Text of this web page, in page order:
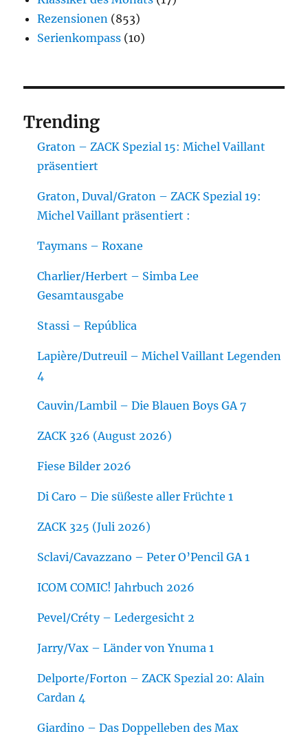
Rezensionen (853)
Serienkompass (10)
Trending
Graton – ZACK Spezial 15: Michel Vaillant
präsentiert
Graton, Duval/Graton – ZACK Spezial 19:
Michel Vaillant präsentiert :
Taymans – Roxane
Charlier/Herbert – Simba Lee
Gesamtausgabe
Stassi – República
Lapière/Dutreuil – Michel Vaillant Legenden
4
Cauvin/Lambil – Die Blauen Boys GA 7
ZACK 326 (August 2026)
Fiese Bilder 2026
Di Caro – Die süßeste aller Früchte 1
ZACK 325 (Juli 2026)
Sclavi/Cavazzano – Peter O’Pencil GA 1
ICOM COMIC! Jahrbuch 2026
Pevel/Créty – Ledergesicht 2
Jarry/Vax – Länder von Ynuma 1
Delporte/Forton – ZACK Spezial 20: Alain
Cardan 4
Giardino – Das Doppelleben des Max